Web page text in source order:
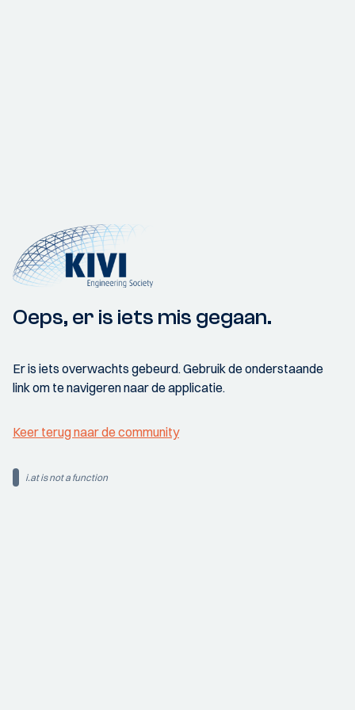
Oeps, er is iets mis gegaan.
Er is iets overwachts gebeurd. Gebruik de onderstaande
link om te navigeren naar de applicatie.
Keer terug naar de community
i.at is not a function